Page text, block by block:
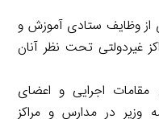
از وظایف ستادی آموزش و
غیردولتی تحت نظر آنان
مقامات اجرایی و اعضای
وزیر در مدارس و مراکز